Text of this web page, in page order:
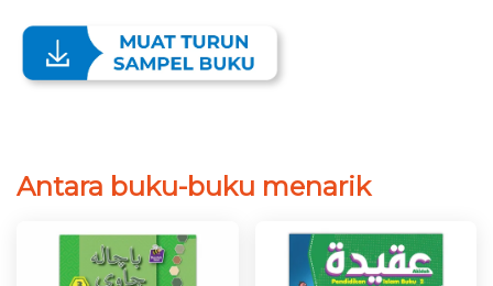
Antara buku-buku menarik